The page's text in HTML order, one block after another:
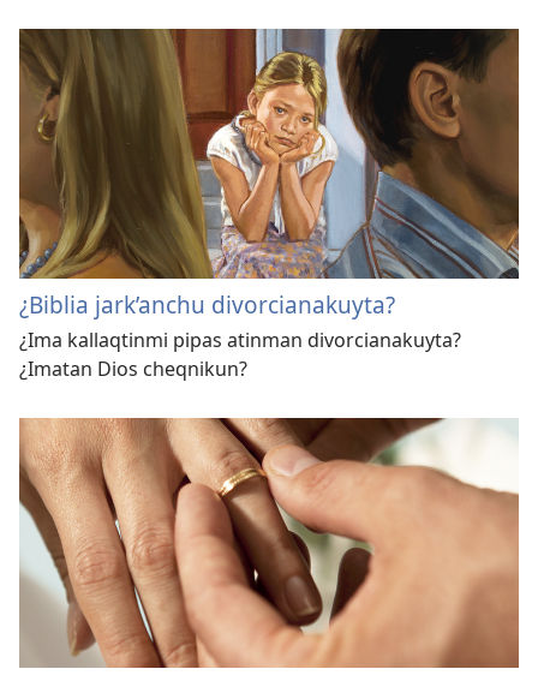
¿Biblia jark’anchu divorcianakuyta?
¿Ima kallaqtinmi pipas atinman divorcianakuyta?
¿Imatan Dios cheqnikun?